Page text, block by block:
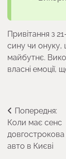
Привітання з
сину чи онуку,
майбутнє.
власні
Навігація
записів
Попередня:
Коли має сенс
авто в Києві